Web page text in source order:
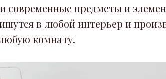
современные предметы и
в любой интерьер и
комнату.